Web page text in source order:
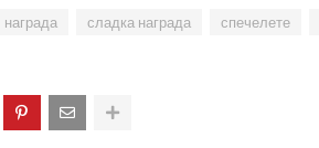
награда сладка награда спечелете